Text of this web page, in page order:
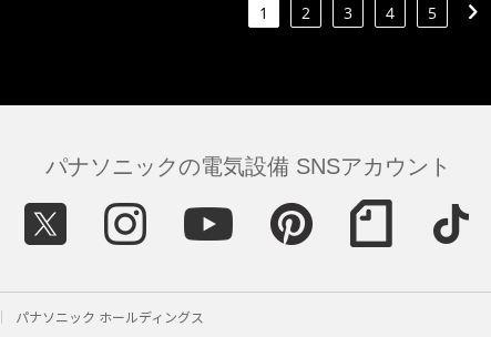
1 2 3 4 5
パナソニックの電気設備 SNSアカウント
パナソニック ホールディングス